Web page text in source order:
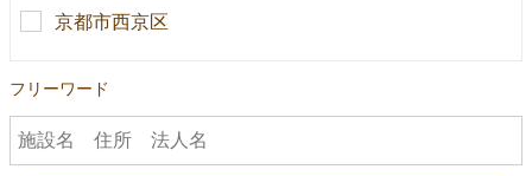
京都市西京区
フリーワード